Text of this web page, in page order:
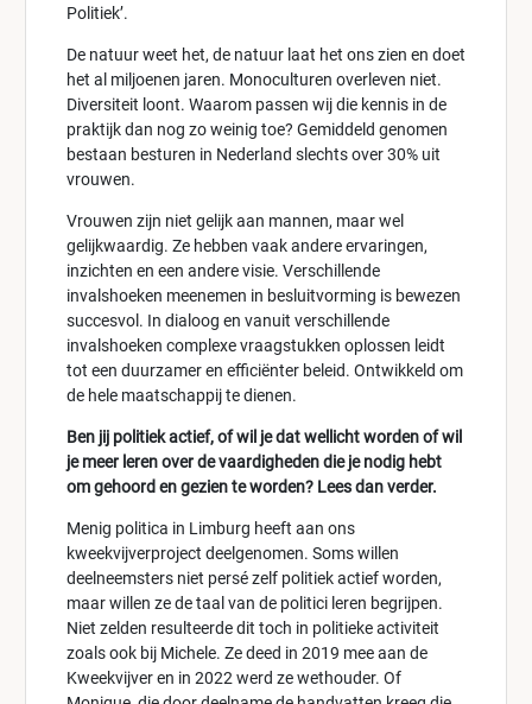
Politiek’.
De natuur weet het, de natuur laat het ons zien en doet
het al miljoenen jaren. Monoculturen overleven niet.
Diversiteit loont. Waarom passen wij die kennis in de
praktijk dan nog zo weinig toe? Gemiddeld genomen
bestaan besturen in Nederland slechts over 30% uit
vrouwen.
Vrouwen zijn niet gelijk aan mannen, maar wel
gelijkwaardig. Ze hebben vaak andere ervaringen,
inzichten en een andere visie. Verschillende
invalshoeken meenemen in besluitvorming is bewezen
succesvol. In dialoog en vanuit verschillende
invalshoeken complexe vraagstukken oplossen leidt
tot een duurzamer en efficiënter beleid. Ontwikkeld om
de hele maatschappij te dienen.
Ben jij politiek actief, of wil je dat wellicht worden of wil
je meer leren over de vaardigheden die je nodig hebt
om gehoord en gezien te worden? Lees dan verder.
Menig politica in Limburg heeft aan ons
kweekvijverproject deelgenomen. Soms willen
deelneemsters niet persé zelf politiek actief worden,
maar willen ze de taal van de politici leren begrijpen.
Niet zelden resulteerde dit toch in politieke activiteit
zoals ook bij Michele. Ze deed in 2019 mee aan de
Kweekvijver en in 2022 werd ze wethouder. Of